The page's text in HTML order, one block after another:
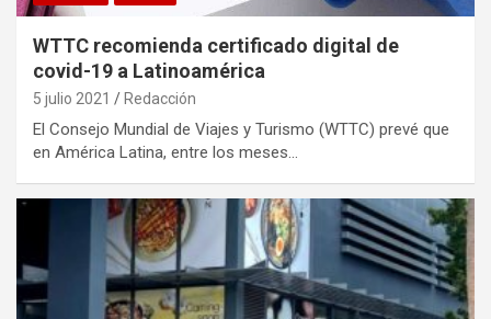
WTTC recomienda certificado digital de
covid-19 a Latinoamérica
5 julio 2021 Redacción
El Consejo Mundial de Viajes y Turismo (WTTC) prevé que
en América Latina, entre los meses…